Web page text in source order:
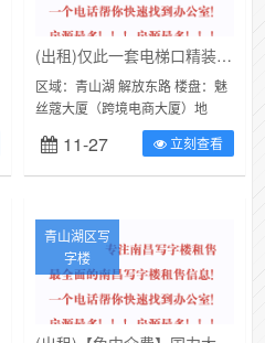
(出租)仅此一套电梯口精装修全新办公桌椅带空调写字楼招商
区域：青山湖 解放东路 楼盘：魅
丝蔻大厦（跨境电商大厦）地
段：高新南大道附近或鑫和园小
区右侧类别：写字楼（可注册公
司）面积：...
11-27 立刻查看
青山湖区写
字楼